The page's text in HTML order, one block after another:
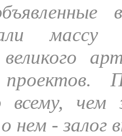
всему,
нем - залог